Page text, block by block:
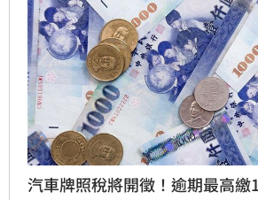
汽車牌照稅將開徵！逾期最高繳